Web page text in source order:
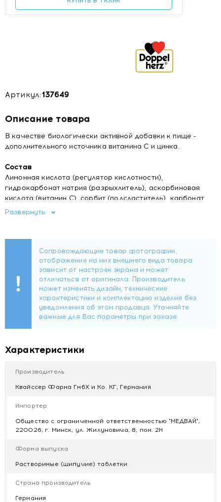
Артикул:137649
Описание товара
В качестве биологически активной добавки к пище -
дополнительного источника витамина С и цинка.
Состав
Лимонная кислота (регулятор кислотности),
гидрокарбонат натрия (разрыхлитель), аскорбиновая
кислота (витамин С), сорбит (подсластитель), карбонат
натрия (регулятор кислотности), инулин, крахмал
ароматизатор (красный апельсин-гранат), цикламовая
кислота и ее натриевая соль (подсластитель), цинка
глюконат (цинк), сахарин натриевая соль
(подсластитель), натриевая соль рибофлавин 5-фосфат
(краситель).
Содержит подсластитель. При чрезмерном употреблении
может оказывать слабительное действие.
1 шипучая таблетка (рекомендуемая суточная доза)
содержит:
витамин С - 600 мг;
Лицам старше 18 лет принимать по 1 таблетке 1 раз в
Продолжительность приема - 1 месяц. После перерыва в 1
Перед применением необходимо проконсультироваться с
Не является лекарством.
Развернуть
Характеристики
Производитель
Квайссер Фарма ГмбХ и Ко. КГ, Германия
Импортер
Общество с ограниченной ответственностью "МЕДВАЙ",
220026, г. Минск, ул. Жилуновича, 8, пом. 2Н
Форма выпуска
Растворимые (шипучие) таблетки
Страна производитель
Германия